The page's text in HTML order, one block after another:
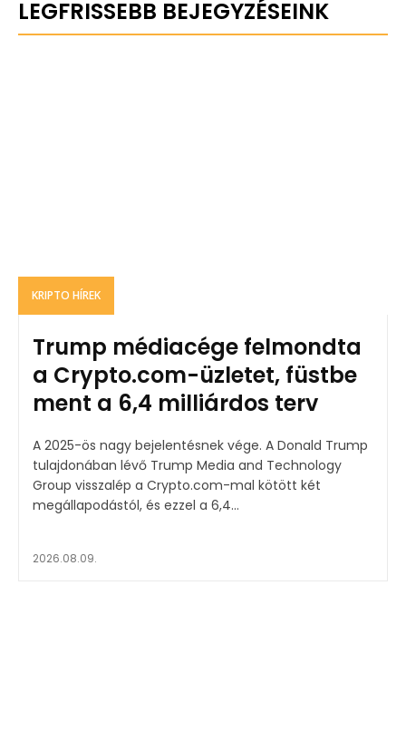
LEGFRISSEBB BEJEGYZÉSEINK
KRIPTO HÍREK
Trump médiacége felmondta
a Crypto.com-üzletet, füstbe
ment a 6,4 milliárdos terv
A 2025-ös nagy bejelentésnek vége. A Donald Trump
tulajdonában lévő Trump Media and Technology
Group visszalép a Crypto.com-mal kötött két
megállapodástól, és ezzel a 6,4...
2026.08.09.